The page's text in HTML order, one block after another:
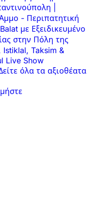
|
- Περιπατητική
με Εξειδικευμένο
στην Πόλη της
Istiklal, Taksim &
Live Show
όλα τα αξιοθέατα